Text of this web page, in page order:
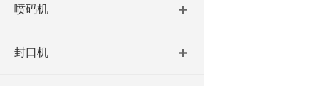
喷码机
封口机